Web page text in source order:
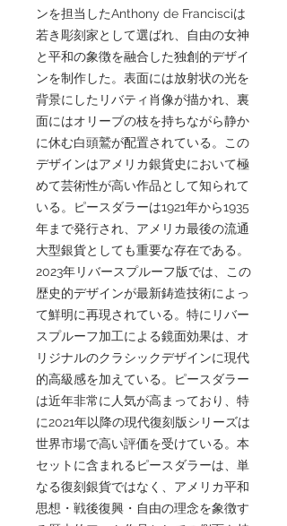
ンを担当したAnthony de Francisciは
若き彫刻家として選ばれ、自由の女神
と平和の象徴を融合した独創的デザイ
ンを制作した。表面には放射状の光を
背景にしたリバティ肖像が描かれ、裏
面にはオリーブの枝を持ちながら静か
に休む白頭鷲が配置されている。この
デザインはアメリカ銀貨史において極
めて芸術性が高い作品として知られて
いる。ピースダラーは1921年から1935
年まで発行され、アメリカ最後の流通
大型銀貨としても重要な存在である。
2023年リバースプルーフ版では、この
歴史的デザインが最新鋳造技術によっ
て鮮明に再現されている。特にリバー
スプルーフ加工による鏡面効果は、オ
リジナルのクラシックデザインに現代
的高級感を加えている。ピースダラー
は近年非常に人気が高まっており、特
に2021年以降の現代復刻版シリーズは
世界市場で高い評価を受けている。本
セットに含まれるピースダラーは、単
なる復刻銀貨ではなく、アメリカ平和
思想・戦後復興・自由の理念を象徴す